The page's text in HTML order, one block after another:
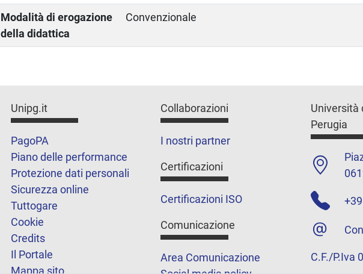
Modalità di erogazione
della didattica
Convenzionale
Unipg.it
PagoPA
Piano delle performance
Protezione dati personali
Sicurezza online
Tuttogare
Cookie
Credits
Il Portale
Mappa sito
Collaborazioni
I nostri partner
Certificazioni
Certificazioni ISO
Comunicazione
Area Comunicazione
Università
Perugia
C.F./P.Iva